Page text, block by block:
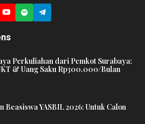
Perkuliahan dari Pemkot Surabaya:
& Uang Saku Rp300.000/Bulan
Beasiswa YASBIL 2026: Untuk Calon